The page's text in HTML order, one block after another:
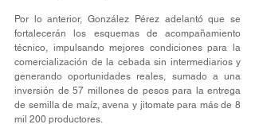
Por lo anterior, González Pérez adelantó que se
fortalecerán los esquemas de acompañamiento
técnico, impulsando mejores condiciones para la
comercialización de la cebada sin intermediarios y
generando oportunidades reales, sumado a una
inversión de 57 millones de pesos para la entrega
de semilla de maíz, avena y jitomate para más de 8
mil 200 productores.